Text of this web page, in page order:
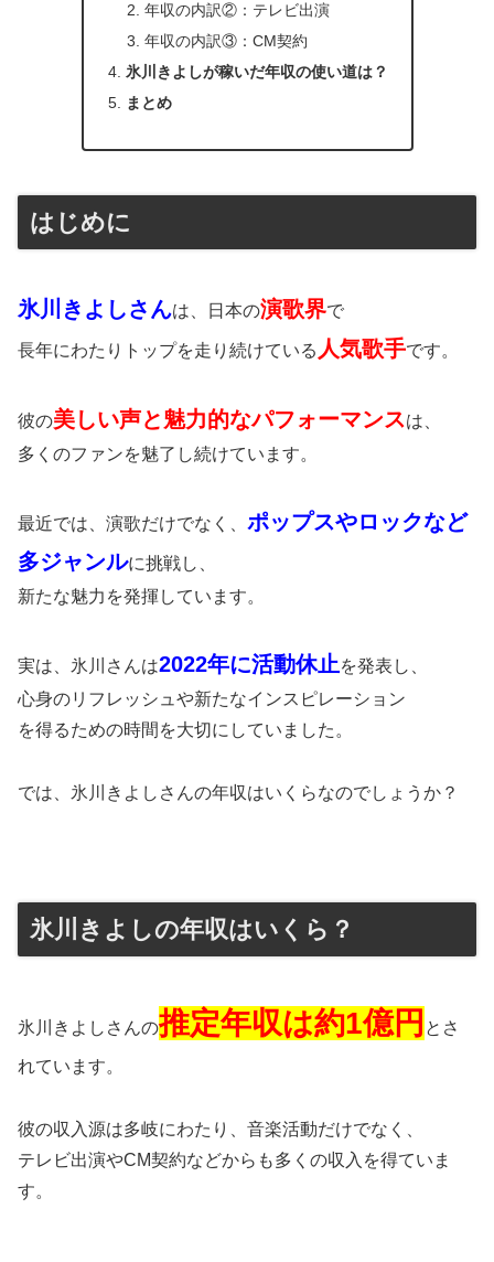
年収の内訳②：テレビ出演
年収の内訳③：CM契約
氷川きよしが稼いだ年収の使い道は？
まとめ
はじめに
氷川きよしさんは、日本の演歌界で
長年にわたりトップを走り続けている 人気歌手です。
彼の美しい声と魅力的なパフォーマンスは、
多くのファンを魅了し続けています。
最近では、演歌だけでなく、 ポップスやロックなど
多ジャンルに挑戦し、
新たな魅力を発揮しています。
実は、氷川さんは2022年に活動休止を発表し、
心身のリフレッシュや新たなインスピレーション
を得るための時間を大切にしていました。
では、氷川きよしさんの年収はいくらなのでしょうか？
氷川きよしの年収はいくら？
氷川きよしさんの推定年収は約1億円 とさ
れています。
彼の収入源は多岐にわたり、音楽活動だけでなく、
テレビ出演やCM契約などからも多くの収入を得ていま
す。